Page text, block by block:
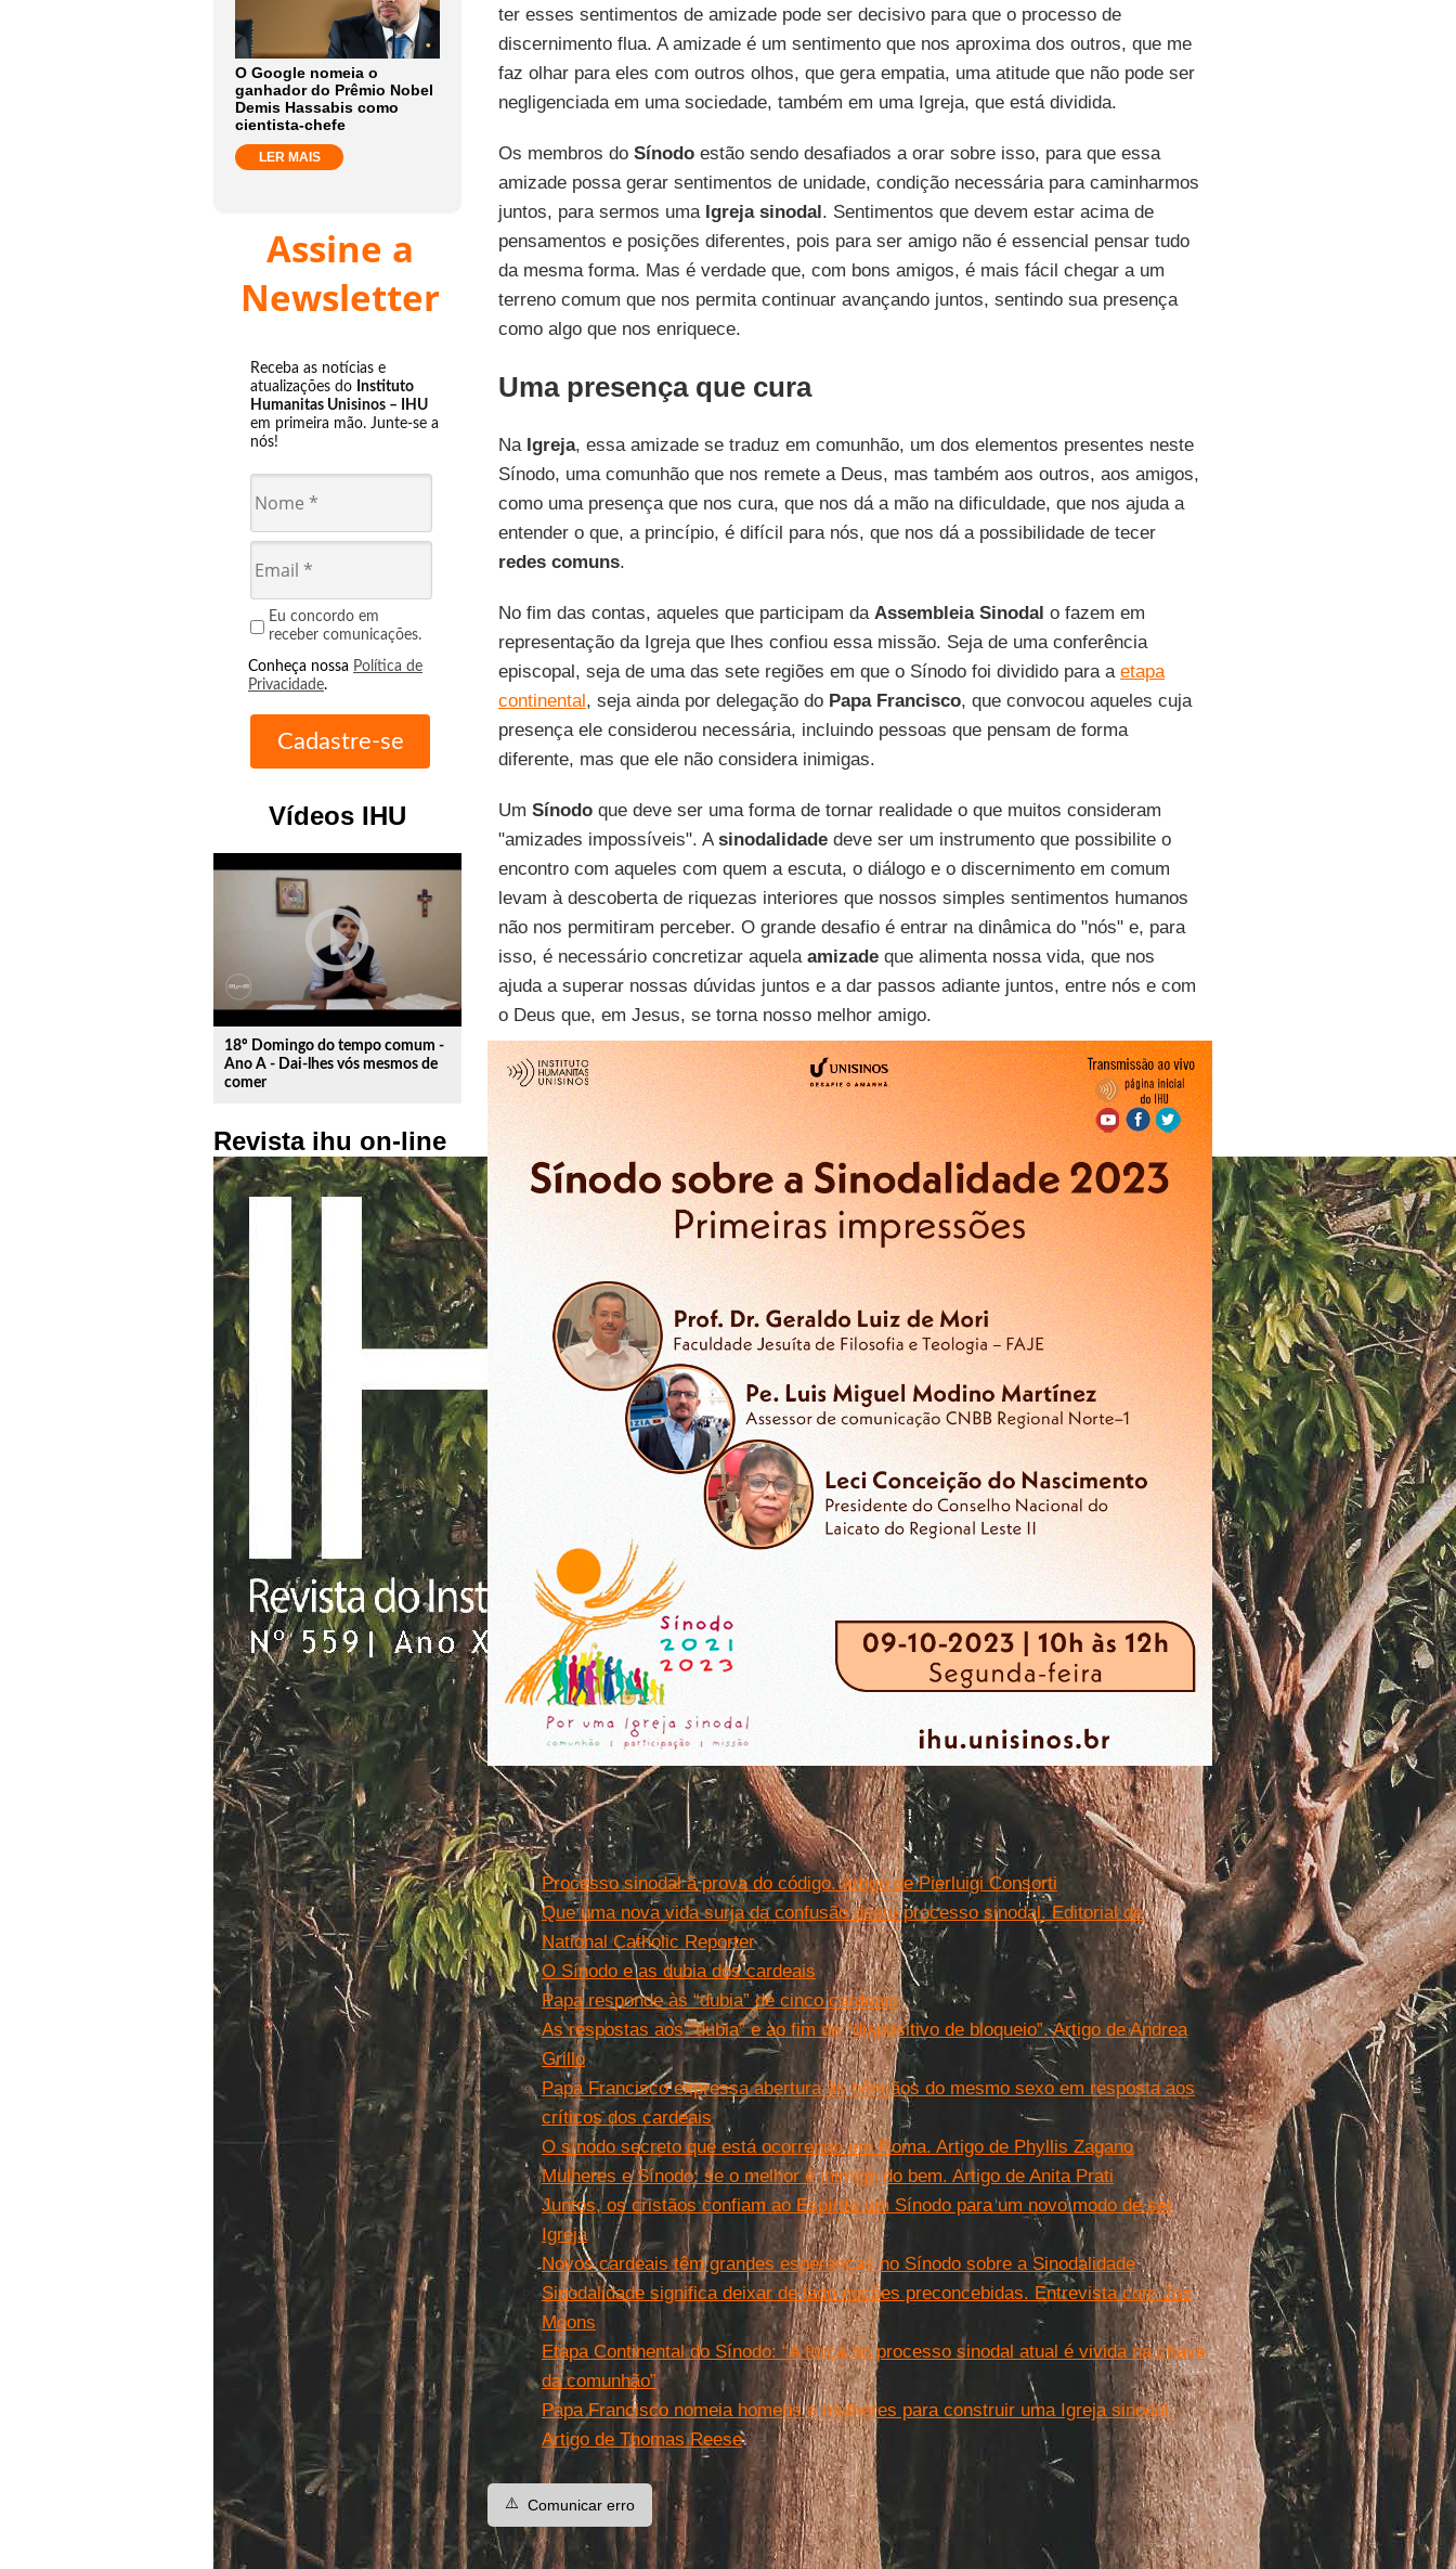
O Google nomeia o
ganhador do Prêmio Nobel
Demis Hassabis como
cientista-chefe
LER MAIS
Assine a
Newsletter
Receba as notícias e
atualizações do Instituto
Humanitas Unisinos – IHU
em primeira mão. Junte-se a
nós!
Eu concordo em
receber comunicações.
Conheça nossa Política de
Privacidade.
Vídeos IHU
play_circle_outline
18º Domingo do tempo comum -
Ano A - Dai-lhes vós mesmos de
comer
Revista ihu on-line
ter esses sentimentos de amizade pode ser decisivo para que o processo de
discernimento flua. A amizade é um sentimento que nos aproxima dos outros, que me
faz olhar para eles com outros olhos, que gera empatia, uma atitude que não pode ser
negligenciada em uma sociedade, também em uma Igreja, que está dividida.
Os membros do Sínodoestão sendo desafiados a orar sobre isso, para que essa
amizade possa gerar sentimentos de unidade, condição necessária para caminharmos
juntos, para sermos uma Igreja sinodal. Sentimentos que devem estar acima de
pensamentos e posições diferentes, pois para ser amigo não é essencial pensar tudo
da mesma forma. Mas é verdade que, com bons amigos, é mais fácil chegar a um
terreno comum que nos permita continuar avançando juntos, sentindo sua presença
como algo que nos enriquece.
Uma presença que cura
Na Igreja, essa amizade se traduz em comunhão, um dos elementos presentes neste
Sínodo, uma comunhão que nos remete a Deus, mas também aos outros, aos amigos,
como uma presença que nos cura, que nos dá a mão na dificuldade, que nos ajuda a
entender o que, a princípio, é difícil para nós, que nos dá a possibilidade de tecer
redes comuns.
No fim das contas, aqueles que participam da Assembleia Sinodal o fazem em
representação da Igreja que lhes confiou essa missão. Seja de uma conferência
episcopal, seja de uma das sete regiões em que o Sínodo foi dividido para a etapa
continental, seja ainda por delegação do Papa Francisco, que convocou aqueles cuja
presença ele considerou necessária, incluindo pessoas que pensam de forma
diferente, mas que ele não considera inimigas.
Um Sínodoque deve ser uma forma de tornar realidade o que muitos consideram
"amizades impossíveis". Asinodalidadedeve ser um instrumento que possibilite o
encontro com aqueles com quem a escuta, o diálogo e o discernimento em comum
levam à descoberta de riquezas interiores que nossos simples sentimentos humanos
não nos permitiram perceber. O grande desafio é entrar na dinâmica do "nós" e, para
isso, é necessário concretizar aquela amizadeque alimenta nossa vida, que nos
ajuda a superar nossas dúvidas juntos e a dar passos adiante juntos, entre nós e com
o Deus que, em Jesus, se torna nosso melhor amigo.
Leia mais
Processo sinodal à prova do código. Artigo de Pierluigi Consorti
Que uma nova vida surja da confusão deste processo sinodal. Editorial de
National Catholic Reporter
O Sínodo e as dubia dos cardeais
Papa responde às “dubia” de cinco cardeais
As respostas aos “dubia” e ao fim do “dispositivo de bloqueio”. Artigo de Andrea
Grillo
Papa Francisco expressa abertura às bênçãos do mesmo sexo em resposta aos
críticos dos cardeais
O sínodo secreto que está ocorrendo em Roma. Artigo de Phyllis Zagano
Mulheres e Sínodo: se o melhor é inimigo do bem. Artigo de Anita Prati
Juntos, os cristãos confiam ao Espírito um Sínodo para um novo modo de ser
Igreja
Novos cardeais têm grandes esperanças no Sínodo sobre a Sinodalidade
Sinodalidade significa deixar de lado noções preconcebidas. Entrevista com Jos
Moons
Etapa Continental do Sínodo: “A força do processo sinodal atual é vivida na chave
da comunhão”
Papa Francisco nomeia homens e mulheres para construir uma Igreja sinodal.
Artigo de Thomas Reese
⚠️ Comunicar erro